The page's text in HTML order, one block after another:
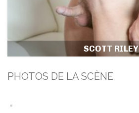
SCOTT RILEY
PHOTOS DE LA SCÈNE